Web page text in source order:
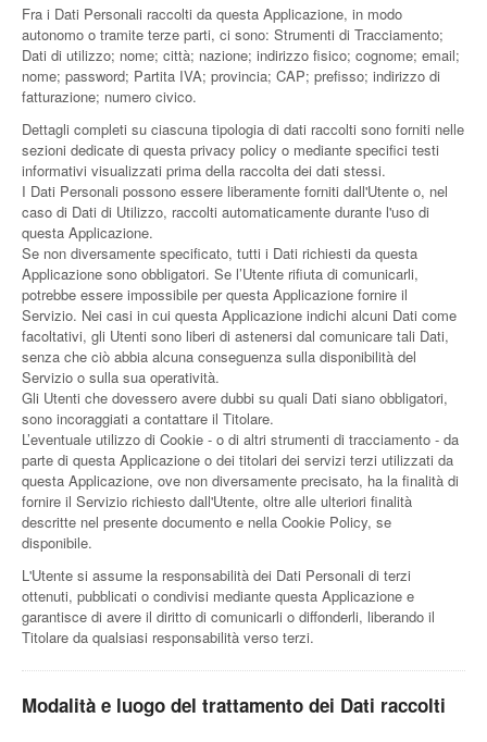
Fra i Dati Personali raccolti da questa Applicazione, in modo
autonomo o tramite terze parti, ci sono: Strumenti di Tracciamento;
Dati di utilizzo; nome; città; nazione; indirizzo fisico; cognome; email;
nome; password; Partita IVA; provincia; CAP; prefisso; indirizzo di
fatturazione; numero civico.
Dettagli completi su ciascuna tipologia di dati raccolti sono forniti nelle
sezioni dedicate di questa privacy policy o mediante specifici testi
informativi visualizzati prima della raccolta dei dati stessi.
I Dati Personali possono essere liberamente forniti dall'Utente o, nel
caso di Dati di Utilizzo, raccolti automaticamente durante l'uso di
questa Applicazione.
Se non diversamente specificato, tutti i Dati richiesti da questa
Applicazione sono obbligatori. Se l’Utente rifiuta di comunicarli,
potrebbe essere impossibile per questa Applicazione fornire il
Servizio. Nei casi in cui questa Applicazione indichi alcuni Dati come
facoltativi, gli Utenti sono liberi di astenersi dal comunicare tali Dati,
senza che ciò abbia alcuna conseguenza sulla disponibilità del
Servizio o sulla sua operatività.
Gli Utenti che dovessero avere dubbi su quali Dati siano obbligatori,
sono incoraggiati a contattare il Titolare.
L’eventuale utilizzo di Cookie - o di altri strumenti di tracciamento - da
parte di questa Applicazione o dei titolari dei servizi terzi utilizzati da
questa Applicazione, ove non diversamente precisato, ha la finalità di
fornire il Servizio richiesto dall'Utente, oltre alle ulteriori finalità
descritte nel presente documento e nella Cookie Policy, se
disponibile.
L'Utente si assume la responsabilità dei Dati Personali di terzi
ottenuti, pubblicati o condivisi mediante questa Applicazione e
garantisce di avere il diritto di comunicarli o diffonderli, liberando il
Titolare da qualsiasi responsabilità verso terzi.
Modalità e luogo del trattamento dei Dati raccolti